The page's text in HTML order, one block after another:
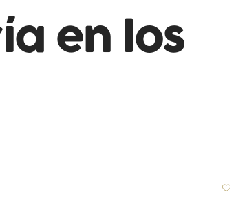
en los